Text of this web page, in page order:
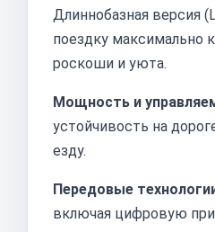
Длиннобазная версия
поездку максимально
роскоши и уюта.
Мощность и
устойчивость на
езду.
Передовые
включая цифровую